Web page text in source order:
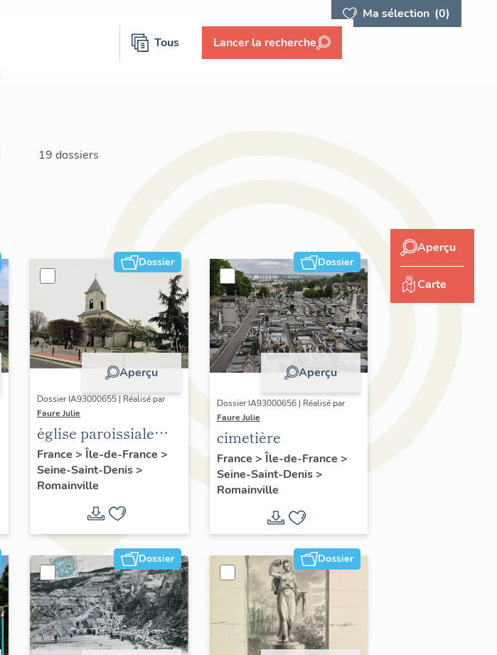
Ma sélection (0)
Tous Lancer la recherche
19 dossiers
Dossier
Aperçu
Dossier IA93000655 | Réalisé par
Faure Julie
église paroissiale
Saint-Germain-
L'Auxerrois
France > Île-de-France >
Seine-Saint-Denis>
Romainville
Dossier
Aperçu
Dossier IA93000656 | Réalisé par
Faure Julie
cimetière
France > Île-de-France >
Seine-Saint-Denis>
Romainville
Dossier Dossier
Aperçu
Carte